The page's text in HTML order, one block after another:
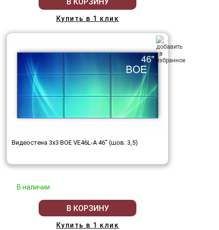
Купить в 1 клик
Видеостена 3x3 BOE VE46L-A 46" (шов: 3,5)
В наличии
В КОРЗИНУ
Купить в 1 клик